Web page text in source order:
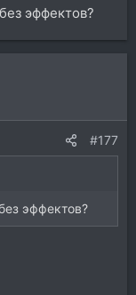
эффектов?
#177
эффектов?